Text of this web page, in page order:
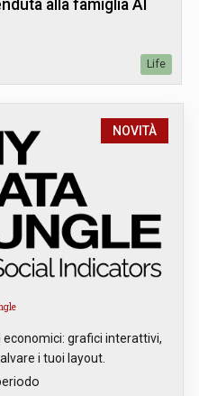
alla famiglia Al
Life
NOVITÀ
economici: grafici interattivi,
i tuoi layout.